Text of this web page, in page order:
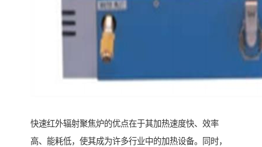
快速红外辐射聚焦炉的优点在于其加热速度快、效率
高、能耗低，使其成为许多行业中的加热设备。同时，